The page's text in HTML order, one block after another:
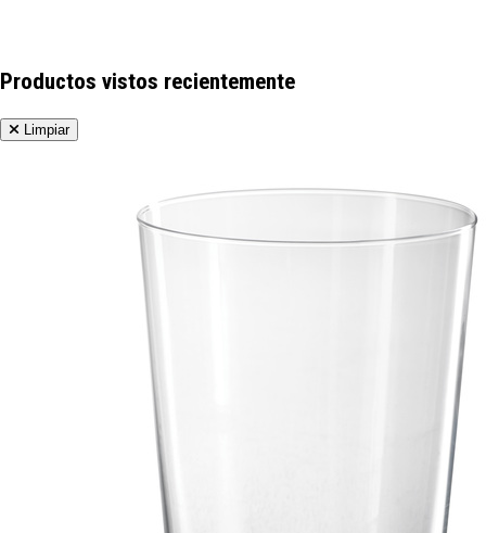
Productos vistos recientemente
Limpiar